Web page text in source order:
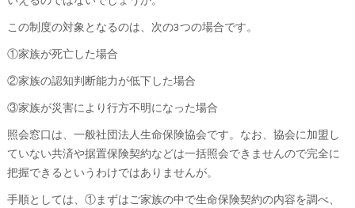
この制度の対象となるのは、次の3つの場合です。
①家族が死亡した場合
②家族の認知判断能力が低下した場合
③家族が災害により行方不明になった場合
照会窓口は、一般社団法人生命保険協会です。なお、協会に加盟し
ていない共済や据置保険契約などは一括照会できませんので完全に
把握できるというわけではありませんが。
手順としては、①まずはご家族の中で生命保険契約の内容を調べ、